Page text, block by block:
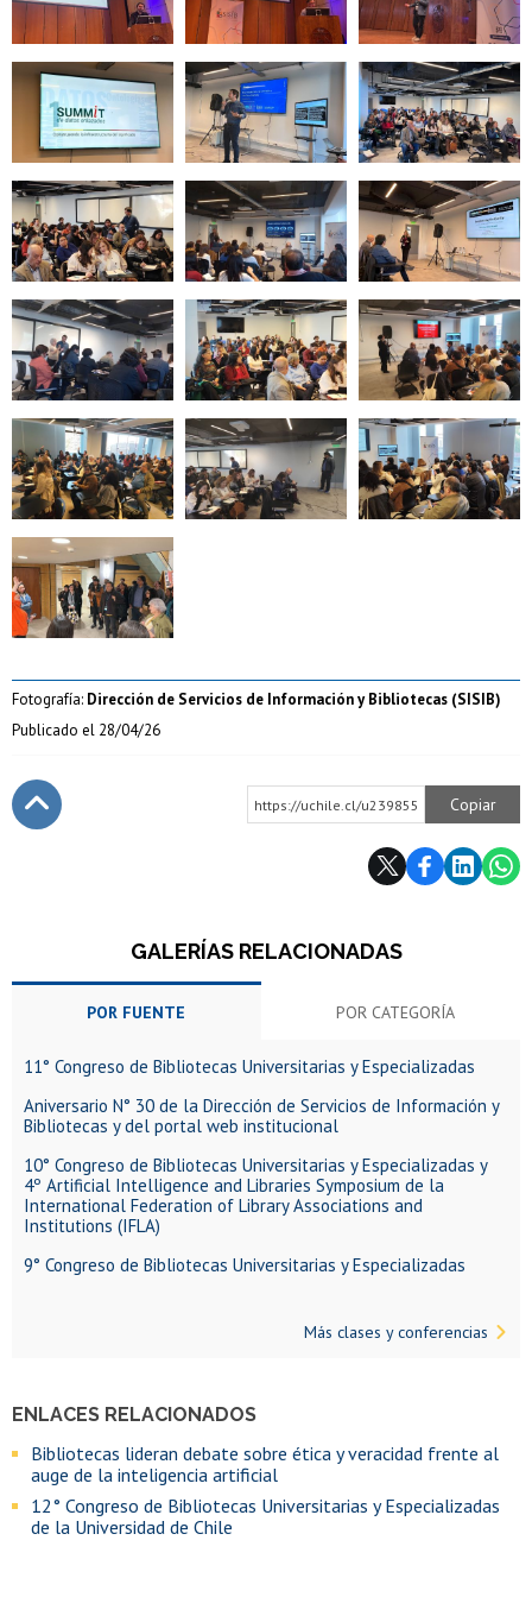
Zoom Zoom Zoom
Zoom Zoom Zoom
Zoom Zoom Zoom
Zoom Zoom Zoom
Zoom
Fotografía: Dirección de Servicios de Información y Bibliotecas (SISIB)
Publicado el 28/04/26
https://uchile.cl/u239855 Copiar
GALERÍAS RELACIONADAS
POR FUENTE POR CATEGORÍA
11° Congreso de Bibliotecas Universitarias y Especializadas
Aniversario N° 30 de la Dirección de Servicios de Información y
Bibliotecas y del portal web institucional
10° Congreso de Bibliotecas Universitarias y Especializadas y
4º Artificial Intelligence and Libraries Symposium de la
International Federation of Library Associations and
Institutions (IFLA)
9° Congreso de Bibliotecas Universitarias y Especializadas
Más clases y conferencias
ENLACES RELACIONADOS
Bibliotecas lideran debate sobre ética y veracidad frente al
auge de la inteligencia artificial
12° Congreso de Bibliotecas Universitarias y Especializadas
de la Universidad de Chile